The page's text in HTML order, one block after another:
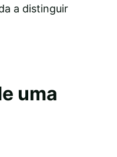
a distinguir
uma